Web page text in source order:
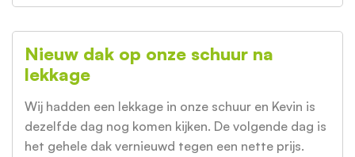
Nieuw dak op onze schuur na
lekkage
Wij hadden een lekkage in onze schuur en Kevin is
dezelfde dag nog komen kijken. De volgende dag is
het gehele dak vernieuwd tegen een nette prijs.